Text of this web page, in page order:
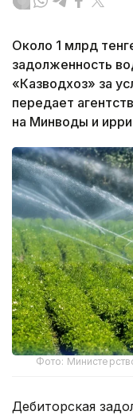
Около 1 млрд
задолженность
«Казводхоз» за
передает
на Минводы и
Фото:
Дебиторская